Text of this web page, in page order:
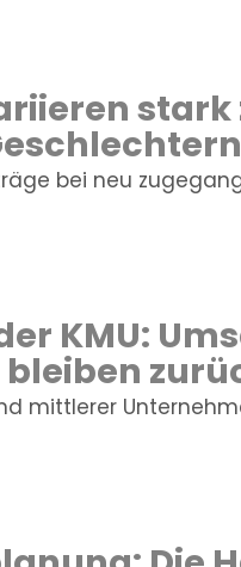
stark
bei neu
KMU:
mittlerer